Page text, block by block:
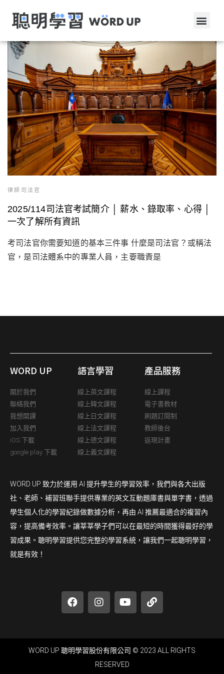
律師司法官
2025/114司法官考試簡介 │ 薪水、錄取率、心得 │
一次了解所有資訊
考司法官你需要知道的基本三件事 什麼是司法官？或稱法
官，是司法體系中的專業人員，主要職責是
WORD UP
關於我們
聯絡我們
我想開課
加入我們
iOS 下載
google play 下載
語言學習
線上英文課程
線上韓文課程
線上日文課程
線上法文課程
線上德文課程
線上義文課程
產品服務
線上課程
電子書教材
刷題訂閱制
教師後台
返現計畫
WORD UP 致力於運用 AI 提升學生的學習效率，我們與各大出版
社、老師、補習班聯手提供專業的英文互動題庫書與單字書，透過
學生個人化的學習紀錄做數據分析，再由 AI 推薦最適合的複習內
容，提高備考效率。讓莘莘學子們可以在最短的時間獲得最好的學
習成果。聰明學習提供您完整的學習系統，讓我們一起聰明學習，
就是有效！
WORD UP 聰明學習股份有限公司 © 2023 ALL RIGHTS
RESERVED​